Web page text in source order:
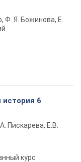
Ф. Я. Божинова, Е.
история 6
Пискарева, Е.В.
курс